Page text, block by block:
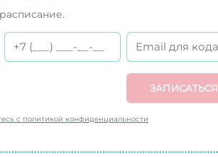
ЗАПИСАТЬСЯ
с политикой конфиденциальности